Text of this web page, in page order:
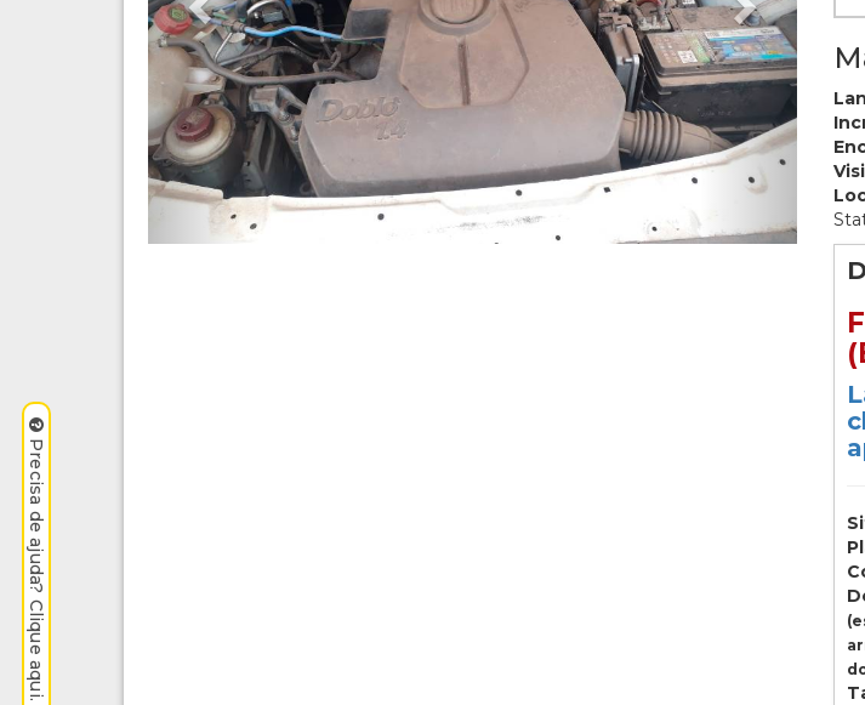
Precisa de ajuda? Clique aqui.